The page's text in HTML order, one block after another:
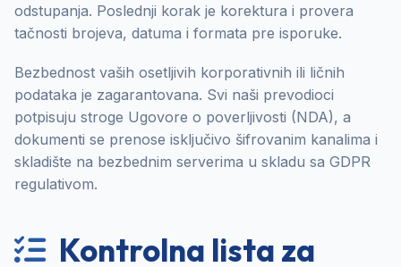
odstupanja. Poslednji korak je korektura i provera
tačnosti brojeva, datuma i formata pre isporuke.
Bezbednost vaših osetljivih korporativnih ili ličnih
podataka je zagarantovana. Svi naši prevodioci
potpisuju stroge Ugovore o poverljivosti (NDA), a
dokumenti se prenose isključivo šifrovanim kanalima i
skladište na bezbednim serverima u skladu sa GDPR
regulativom.
Kontrolna lista za